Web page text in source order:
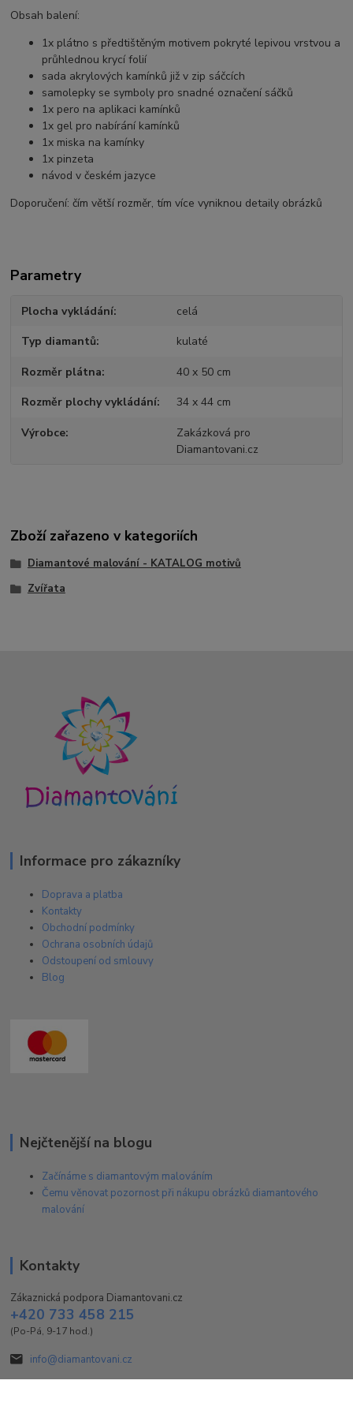
Obsah balení:
1x plátno s předtištěným motivem pokryté lepivou vrstvou a
průhlednou krycí folií
sada akrylových kamínků již v zip sáčcích
samolepky se symboly pro snadné označení sáčků
1x pero na aplikaci kamínků
1x gel pro nabírání kamínků
1x miska na kamínky
1x pinzeta
návod v českém jazyce
Doporučení: čím větší rozměr, tím více vyniknou detaily obrázků
Parametry
Plocha vykládání celá
Typ diamantů kulaté
Rozměr plátna 40 x 50 cm
Rozměr plochy vykládání 34 x 44 cm
Výrobce
Zakázková pro
Diamantovani.cz
Zboží zařazeno v kategoriích
Diamantové malování - KATALOG motivů
Zvířata
Informace pro zákazníky
Doprava a platba
Kontakty
Obchodní podmínky
Ochrana osobních údajů
Odstoupení od smlouvy
Blog
Nejčtenější na blogu
Začínáme s diamantovým malováním
Čemu věnovat pozornost při nákupu obrázků diamantového
malování
Kontakty
Zákaznická podpora Diamantovani.cz
+420 733 458 215
(Po-Pá, 9-17 hod.)
info@diamantovani.cz